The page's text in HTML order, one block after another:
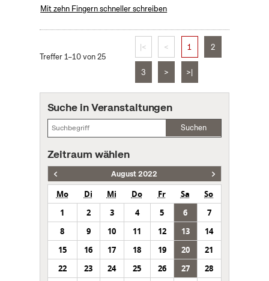
Mit zehn Fingern schneller schreiben
Treffer 1–10 von 25
|< < 1 2
3 > >|
Suche in Veranstaltungen
Suchen
Zeitraum wählen
August 2022
Mo Di Mi Do Fr Sa
So
1
2 3 4 5 6
7
8
9 10 11 12 13
14
15
16 17 18 19 20
21
22
23 24 25 26 27
28